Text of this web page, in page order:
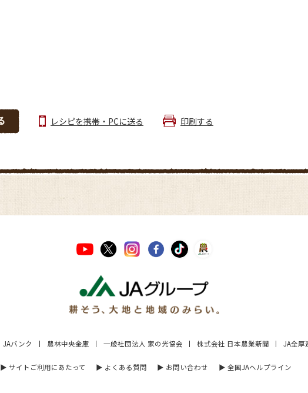
レシピを携帯・PCに送る 印刷する
JAバンク 農林中央金庫 一般社団法人 家の光協会 株式会社 日本農業新聞 JA全厚
▶︎ サイトご利用にあたって ▶︎ よくある質問 ▶︎ お問い合わせ ▶︎ 全国JAヘルプライン